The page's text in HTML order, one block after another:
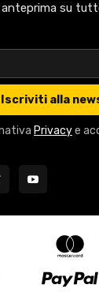
su
Iscriviti alla
Privacye